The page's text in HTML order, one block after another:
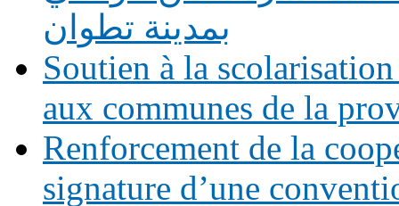
بمدينة تطوان
Soutien à la
aux communes de la
Renforcement de la
signature d’une